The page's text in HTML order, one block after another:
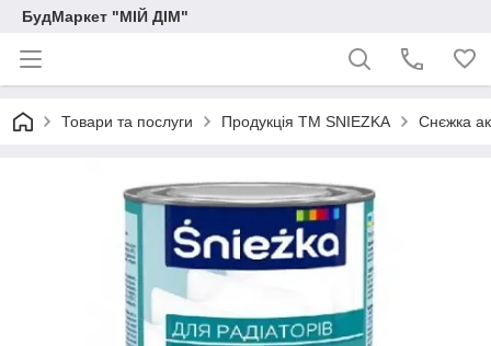
БудМаркет "МІЙ ДІМ"
Товари та послуги Продукція ТМ SNIEZKA Снєжка